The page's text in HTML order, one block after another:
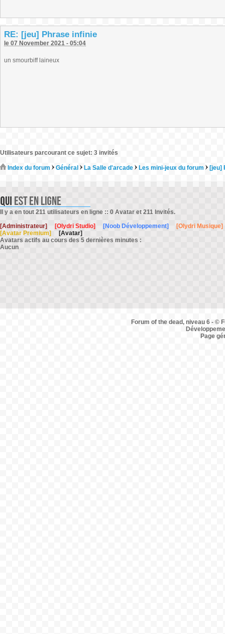
RE: [jeu] Phrase infinie
le 07 November 2021 - 05:04
un smourbiff laineux
Utilisateurs parcourant ce sujet: 3 invités
Index du forum Général La Salle d'arcade Les mini-jeux du forum [jeu]
Il y a en tout 211 utilisateurs en ligne :: 0 Avatar et 211 Invités.
[Administrateur]
[Olydri Studio] [Noob Développement]
[Olydri Musique]
[Avatar Premium]
[Avatar]
Avatars actifs au cours des 5 dernières minutes :
Aucun
Forum of the dead, niveau 6 - ©
Page